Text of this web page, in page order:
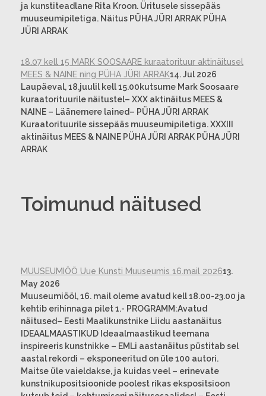
ja kunstiteadlane Rita Kroon. Üritusele sissepääs
muuseumipiletiga. Näitus PÜHA JÜRI ARRAK PÜHA
JÜRI ARRAK
18.07 kell 15 MARK SOOSAARE kuraatorituur aktinäitusel
MEES & NAINE ning PÜHA JÜRI ARRAK14. Jul 2026
Laupäeval, 18.juulil kell 15.00kutsume Mark Soosaare
kuraatorituurile näitustel– XXX aktinäitus MEES &
NAINE – Läänemere lained– PÜHA JÜRI ARRAK
Kuraatorituurile sissepääs muuseumipiletiga. XXXIII
aktinäitus MEES & NAINE PÜHA JÜRI ARRAK PÜHA JÜRI
ARRAK
Toimunud näitused
MUUSEUMIÖÖ Uue Kunsti Muuseumis 16.mail 202613.
May 2026
Muuseumiööl, 16. mail oleme avatud kell 18.00-23.00 ja
kehtib erihinnaga pilet 1.- PROGRAMM:Avatud
näitused– Eesti Maalikunstnike Liidu aastanäitus
IDEAALMAASTIKUD Ideaalmaastikud teemana
inspireeris kunstnikke – EMLi aastanäitus püstitab sel
aastal rekordi – eksponeeritud on üle 100 autori.
Maitse üle vaieldakse, ja kuidas veel – erinevate
kunstnikupositsioonide poolest rikas ekspositsioon